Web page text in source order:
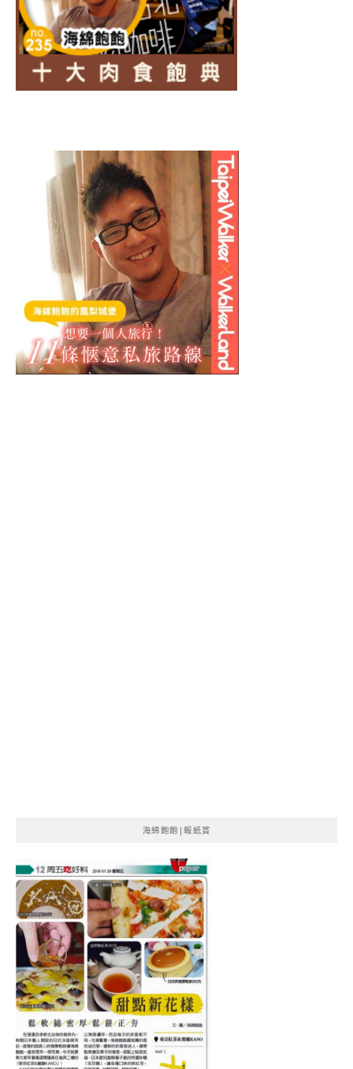
海綿飽飽|報紙賞